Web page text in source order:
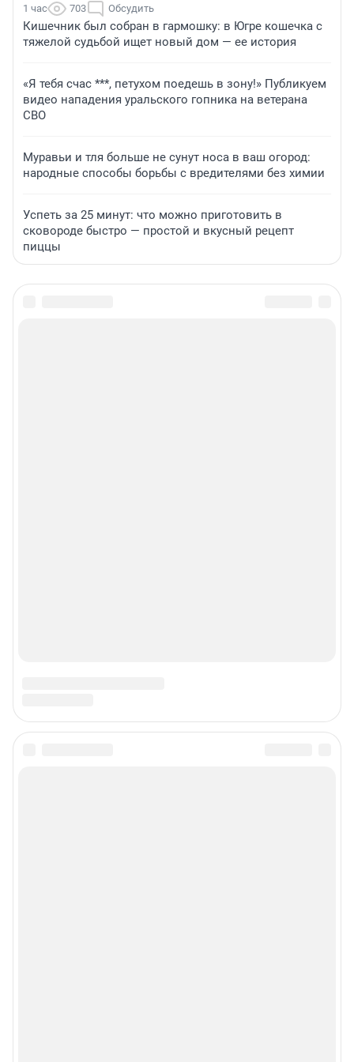
1 час 703 Обсудить
Кишечник был собран в гармошку: в Югре кошечка с
тяжелой судьбой ищет новый дом — ее история
«Я тебя счас ***, петухом поедешь в зону!» Публикуем
видео нападения уральского гопника на ветерана
СВО
Муравьи и тля больше не сунут носа в ваш огород:
народные способы борьбы с вредителями без химии
Успеть за 25 минут: что можно приготовить в
сковороде быстро — простой и вкусный рецепт
пиццы